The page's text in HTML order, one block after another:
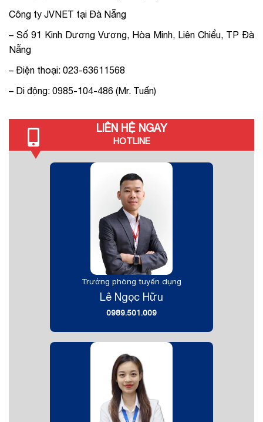
Công ty JVNET tại Đà Nẵng
– Số 91 Kinh Dương Vương, Hòa Minh, Liên Chiểu, TP Đà
Nẵng
– Điện thoại: 023-63611568
– Di động: 0985-104-486 (Mr. Tuấn)
LIÊN HỆ NGAY
HOTLINE
Trưởng phòng tuyển dụng
Lê Ngọc Hữu
0989.501.009